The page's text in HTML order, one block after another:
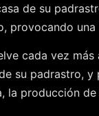
de su
provocando
cada vez
su padrastro,
producción